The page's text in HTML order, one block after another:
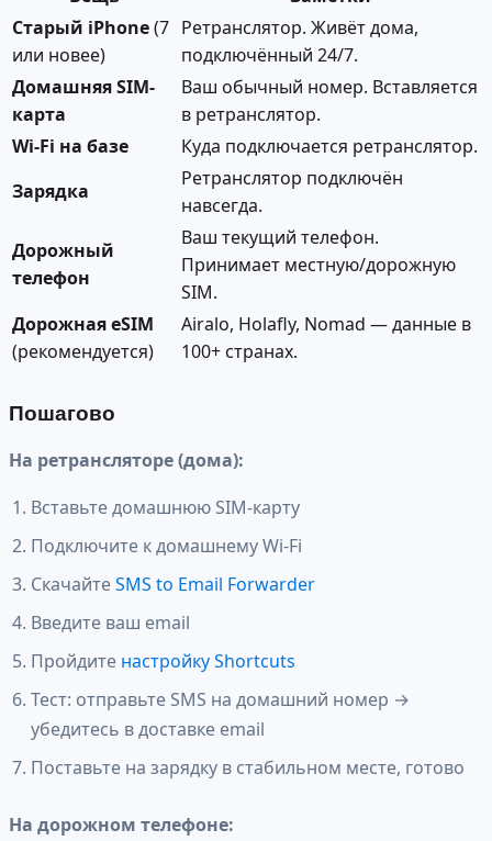
Старый iPhone(7
или новее)
Ретранслятор. Живёт дома,
подключённый 24/7.
Домашняя SIM-
карта
Ваш обычный номер. Вставляется
в ретранслятор.
Wi-Fi на базе
Куда подключается ретранслятор.
Зарядка
Ретранслятор подключён
навсегда.
Дорожный
телефон
Ваш текущий телефон.
Принимает местную/дорожную
SIM.
Дорожная eSIM
(рекомендуется)
Airalo, Holafly, Nomad — данные в
100+ странах.
Пошагово
На ретрансляторе (дома):
Вставьте домашнюю SIM-карту
Подключите к домашнему Wi-Fi
СкачайтеSMS to Email Forwarder
Введите ваш email
Пройдите настройку Shortcuts
Тест: отправьте SMS на домашний номер →
убедитесь в доставке email
Поставьте на зарядку в стабильном месте, готово
На дорожном телефоне: